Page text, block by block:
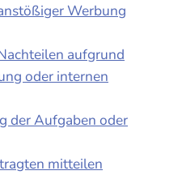
Werbung
aufgrund
oder internen
der Aufgaben oder
mitteilen